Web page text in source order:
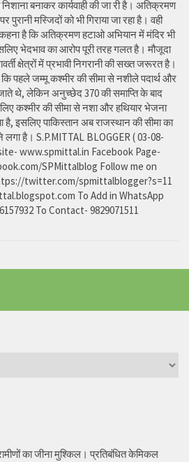
बनाकर कार्यवाही की जा री है। अतिक्रमण
पुरानी मस्जिदों को भी गिराया जा रहा है। वही
है कि अतिक्रमण हटाओ अभियान में मंदिर भी
भेदभाव का आरोप पूरी तरह गलत है। मौजूदा
क्षेत्रों में प्रभावी निगरानी की सख्त जरूरत है।
पहले जम्मू कश्मीर की सीमा से नशीले पदार्थ और
थे, लेकिन अनुच्छेद 370 की समाप्ति के बाद
कश्मीर की सीमा से नशा और हथियार भेजना
है, इसलिए पाकिस्तान अब राजस्थान की सीमा का
है। S.P.MITTAL BLOGGER ( 03-08-
www.spmittal.in Facebook Page-
SPMittalblog Follow me on
twitter.com/spmittalblogger?s=11
To Add in WhatsApp
To Contact- 9829071511
का जीना मुश्किल। प्रतिबंधित केमिकल